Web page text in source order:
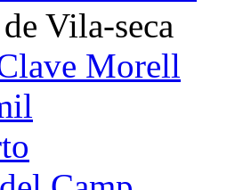
Vila-seca
Morell